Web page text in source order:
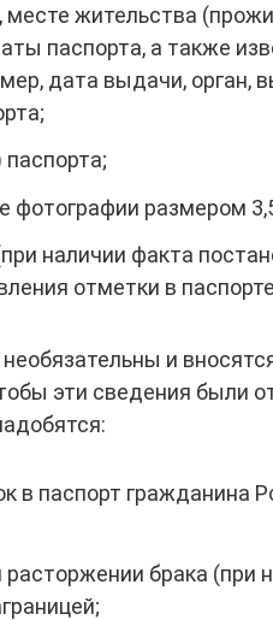
жительства
паспорта, а также
дата выдачи, орган,
фотографии размером
наличии факта
отметки в
и
эти сведения были
в паспорт гражданина
брака (при